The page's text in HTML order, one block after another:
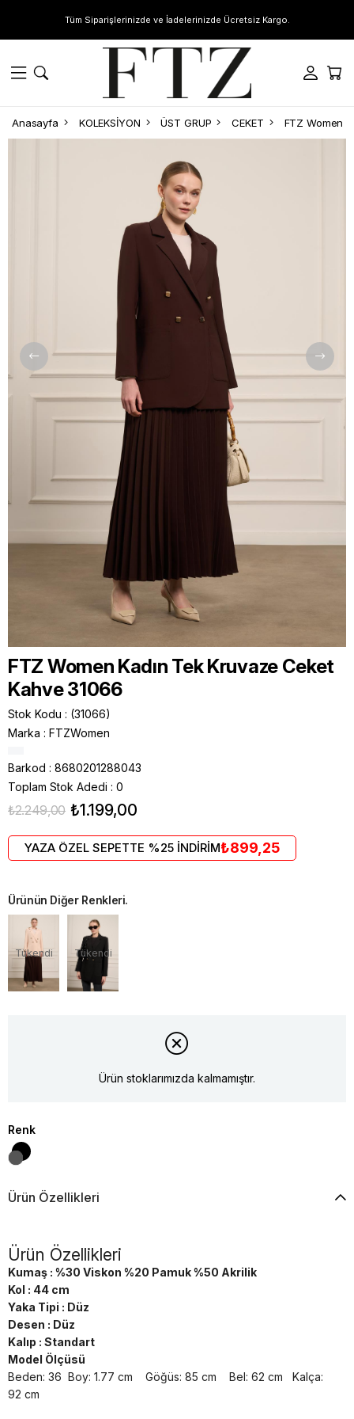
Tüm Siparişlerinizde ve İadelerinizde Ücretsiz Kargo.
Anasayfa KOLEKSİYON ÜST GRUP CEKET FTZ Women
FTZ Women Kadın Tek Kruvaze Ceket
Kahve 31066
Stok Kodu
(31066)
Marka : FTZWomen
Barkod : 8680201288043
Toplam Stok Adedi : 0
₺2.249,00 ₺1.199,00
YAZA ÖZEL SEPETTE %25 İNDİRİM₺899,25
Ürünün Diğer Renkleri.
Tükendi Tükendi
Ürün stoklarımızda kalmamıştır.
Renk
Ürün Özellikleri
Ürün Özellikleri
Kumaş : %30 Viskon %20 Pamuk %50 Akrilik
Kol : 44 cm
Yaka Tipi : Düz
Desen : Düz
Kalıp : Standart
Model Ölçüsü
Beden: 36 Boy: 1.77 cm Göğüs: 85 cm Bel: 62 cm Kalça:
92 cm